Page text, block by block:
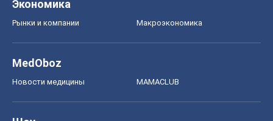
Экономика
Рынки и компании Mакроэкономика
MedOboz
Новости медицины MAMACLUB